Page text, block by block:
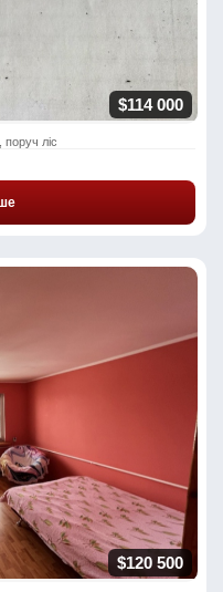
$114 000
ліс
$120 500